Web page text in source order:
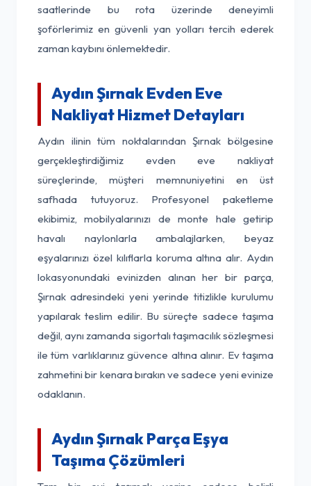
saatlerinde bu rota üzerinde deneyimli
şoförlerimiz en güvenli yan yolları tercih ederek
zaman kaybını önlemektedir.
Aydın Şırnak Evden Eve
Nakliyat Hizmet Detayları
Aydın ilinin tüm noktalarından Şırnak bölgesine
gerçekleştirdiğimiz evden eve nakliyat
süreçlerinde, müşteri memnuniyetini en üst
safhada tutuyoruz. Profesyonel paketleme
ekibimiz, mobilyalarınızı de monte hale getirip
havalı naylonlarla ambalajlarken, beyaz
eşyalarınızı özel kılıflarla koruma altına alır. Aydın
lokasyonundaki evinizden alınan her bir parça,
Şırnak adresindeki yeni yerinde titizlikle kurulumu
yapılarak teslim edilir. Bu süreçte sadece taşıma
değil, aynı zamanda sigortalı taşımacılık sözleşmesi
ile tüm varlıklarınız güvence altına alınır. Ev taşıma
zahmetini bir kenara bırakın ve sadece yeni evinize
odaklanın.
Aydın Şırnak Parça Eşya
Taşıma Çözümleri